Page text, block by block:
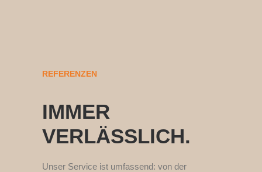
REFERENZEN
IMMER
VERLÄSSLICH.
Unser Service ist umfassend: von der